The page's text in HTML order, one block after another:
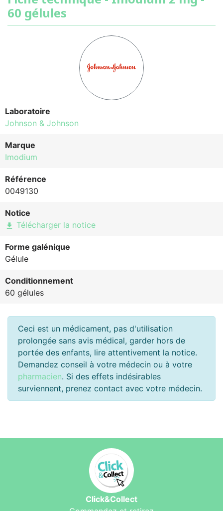
60 gélules
Laboratoire
Johnson & Johnson
Marque
Imodium
Référence
0049130
Notice
file_download Télécharger la notice
Forme galénique
Gélule
Conditionnement
60 gélules
Ceci est un médicament, pas d'utilisation
prolongée sans avis médical, garder hors de
portée des enfants, lire attentivement la notice.
Demandez conseil à votre médecin ou à votre
pharmacien. Si des effets indésirables
surviennent, prenez contact avec votre médecin.
Click&Collect